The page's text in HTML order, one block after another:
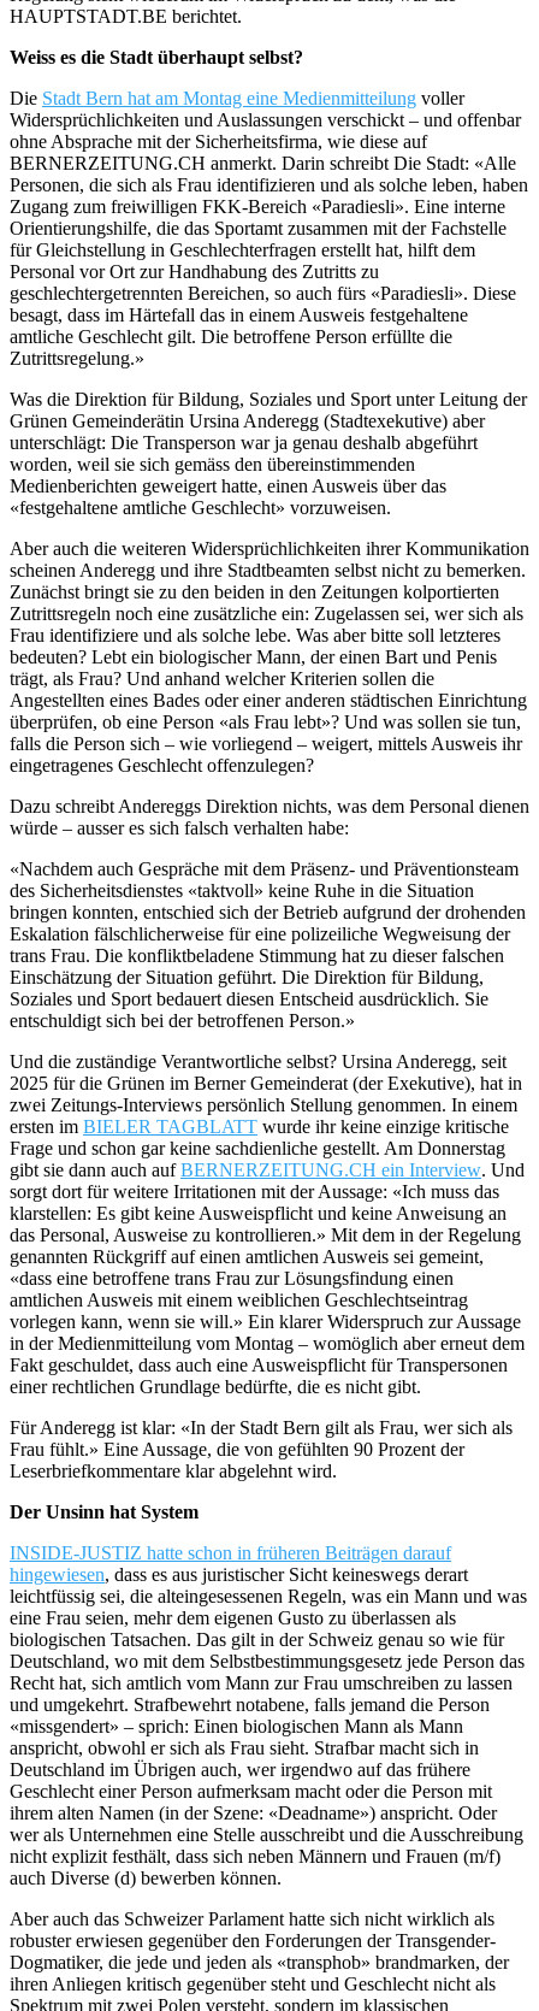
HAUPTSTADT.BE berichtet.
Weiss es die Stadt überhaupt selbst?
Die Stadt Bern hat am Montag eine Medienmitteilung voller
Widersprüchlichkeiten und Auslassungen verschickt – und offenbar
ohne Absprache mit der Sicherheitsfirma, wie diese auf
BERNERZEITUNG.CH anmerkt. Darin schreibt Die Stadt: «Alle
Personen, die sich als Frau identifizieren und als solche leben, haben
Zugang zum freiwilligen FKK-Bereich «Paradiesli». Eine interne
Orientierungshilfe, die das Sportamt zusammen mit der Fachstelle
für Gleichstellung in Geschlechterfragen erstellt hat, hilft dem
Personal vor Ort zur Handhabung des Zutritts zu
geschlechtergetrennten Bereichen, so auch fürs «Paradiesli». Diese
besagt, dass im Härtefall das in einem Ausweis festgehaltene
amtliche Geschlecht gilt. Die betroffene Person erfüllte die
Zutrittsregelung.»
Was die Direktion für Bildung, Soziales und Sport unter Leitung der
Grünen Gemeinderätin Ursina Anderegg (Stadtexekutive) aber
unterschlägt: Die Transperson war ja genau deshalb abgeführt
worden, weil sie sich gemäss den übereinstimmenden
Medienberichten geweigert hatte, einen Ausweis über das
«festgehaltene amtliche Geschlecht» vorzuweisen.
Aber auch die weiteren Widersprüchlichkeiten ihrer Kommunikation
scheinen Anderegg und ihre Stadtbeamten selbst nicht zu bemerken.
Zunächst bringt sie zu den beiden in den Zeitungen kolportierten
Zutrittsregeln noch eine zusätzliche ein: Zugelassen sei, wer sich als
Frau identifiziere und als solche lebe. Was aber bitte soll letzteres
bedeuten? Lebt ein biologischer Mann, der einen Bart und Penis
trägt, als Frau? Und anhand welcher Kriterien sollen die
Angestellten eines Bades oder einer anderen städtischen Einrichtung
überprüfen, ob eine Person «als Frau lebt»? Und was sollen sie tun,
falls die Person sich – wie vorliegend – weigert, mittels Ausweis ihr
eingetragenes Geschlecht offenzulegen?
Dazu schreibt Andereggs Direktion nichts, was dem Personal dienen
würde – ausser es sich falsch verhalten habe:
«Nachdem auch Gespräche mit dem Präsenz- und Präventionsteam
des Sicherheitsdienstes «taktvoll» keine Ruhe in die Situation
bringen konnten, entschied sich der Betrieb aufgrund der drohenden
Eskalation fälschlicherweise für eine polizeiliche Wegweisung der
trans Frau. Die konfliktbeladene Stimmung hat zu dieser falschen
Einschätzung der Situation geführt. Die Direktion für Bildung,
Soziales und Sport bedauert diesen Entscheid ausdrücklich. Sie
entschuldigt sich bei der betroffenen Person.»
Und die zuständige Verantwortliche selbst? Ursina Anderegg, seit
2025 für die Grünen im Berner Gemeinderat (der Exekutive), hat in
zwei Zeitungs-Interviews persönlich Stellung genommen. In einem
ersten im BIELER TAGBLATT wurde ihr keine einzige kritische
Frage und schon gar keine sachdienliche gestellt. Am Donnerstag
gibt sie dann auch aufBERNERZEITUNG.CH ein Interview. Und
sorgt dort für weitere Irritationen mit der Aussage: «Ich muss das
klarstellen: Es gibt keine Ausweispflicht und keine Anweisung an
das Personal, Ausweise zu kontrollieren.» Mit dem in der Regelung
genannten Rückgriff auf einen amtlichen Ausweis sei gemeint,
«dass eine betroffene trans Frau zur Lösungsfindung einen
amtlichen Ausweis mit einem weiblichen Geschlechtseintrag
vorlegen kann, wenn sie will.» Ein klarer Widerspruch zur Aussage
in der Medienmitteilung vom Montag – womöglich aber erneut dem
Fakt geschuldet, dass auch eine Ausweispflicht für Transpersonen
einer rechtlichen Grundlage bedürfte, die es nicht gibt.
Für Anderegg ist klar: «In der Stadt Bern gilt als Frau, wer sich als
Frau fühlt.» Eine Aussage, die von gefühlten 90 Prozent der
Leserbriefkommentare klar abgelehnt wird.
Der Unsinn hat System
INSIDE-JUSTIZ hatte schon in früheren Beiträgen darauf
hingewiesen, dass es aus juristischer Sicht keineswegs derart
leichtfüssig sei, die alteingesessenen Regeln, was ein Mann und was
eine Frau seien, mehr dem eigenen Gusto zu überlassen als
biologischen Tatsachen. Das gilt in der Schweiz genau so wie für
Deutschland, wo mit dem Selbstbestimmungsgesetz jede Person das
Recht hat, sich amtlich vom Mann zur Frau umschreiben zu lassen
und umgekehrt. Strafbewehrt notabene, falls jemand die Person
«missgendert» – sprich: Einen biologischen Mann als Mann
anspricht, obwohl er sich als Frau sieht. Strafbar macht sich in
Deutschland im Übrigen auch, wer irgendwo auf das frühere
Geschlecht einer Person aufmerksam macht oder die Person mit
ihrem alten Namen (in der Szene: «Deadname») anspricht. Oder
wer als Unternehmen eine Stelle ausschreibt und die Ausschreibung
nicht explizit festhält, dass sich neben Männern und Frauen (m/f)
auch Diverse (d) bewerben können.
Aber auch das Schweizer Parlament hatte sich nicht wirklich als
robuster erwiesen gegenüber den Forderungen der Transgender-
Dogmatiker, die jede und jeden als «transphob» brandmarken, der
ihren Anliegen kritisch gegenüber steht und Geschlecht nicht als
Spektrum mit zwei Polen versteht, sondern im klassischen